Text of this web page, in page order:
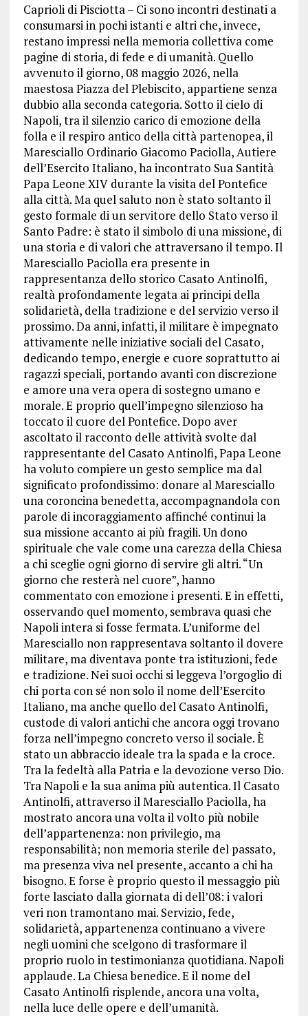
Caprioli di Pisciotta – Ci sono incontri destinati a
consumarsi in pochi istanti e altri che, invece,
restano impressi nella memoria collettiva come
pagine di storia, di fede e di umanità. Quello
avvenuto il giorno, 08 maggio 2026, nella
maestosa Piazza del Plebiscito, appartiene senza
dubbio alla seconda categoria. Sotto il cielo di
Napoli, tra il silenzio carico di emozione della
folla e il respiro antico della città partenopea, il
Maresciallo Ordinario Giacomo Paciolla, Autiere
dell’Esercito Italiano, ha incontrato Sua Santità
Papa Leone XIV durante la visita del Pontefice
alla città. Ma quel saluto non è stato soltanto il
gesto formale di un servitore dello Stato verso il
Santo Padre: è stato il simbolo di una missione, di
una storia e di valori che attraversano il tempo. Il
Maresciallo Paciolla era presente in
rappresentanza dello storico Casato Antinolfi,
realtà profondamente legata ai principi della
solidarietà, della tradizione e del servizio verso il
prossimo. Da anni, infatti, il militare è impegnato
attivamente nelle iniziative sociali del Casato,
dedicando tempo, energie e cuore soprattutto ai
ragazzi speciali, portando avanti con discrezione
e amore una vera opera di sostegno umano e
morale. E proprio quell’impegno silenzioso ha
toccato il cuore del Pontefice. Dopo aver
ascoltato il racconto delle attività svolte dal
rappresentante del Casato Antinolfi, Papa Leone
ha voluto compiere un gesto semplice ma dal
significato profondissimo: donare al Maresciallo
una coroncina benedetta, accompagnandola con
parole di incoraggiamento affinché continui la
sua missione accanto ai più fragili. Un dono
spirituale che vale come una carezza della Chiesa
a chi sceglie ogni giorno di servire gli altri. “Un
giorno che resterà nel cuore”, hanno
commentato con emozione i presenti. E in effetti,
osservando quel momento, sembrava quasi che
Napoli intera si fosse fermata. L’uniforme del
Maresciallo non rappresentava soltanto il dovere
militare, ma diventava ponte tra istituzioni, fede
e tradizione. Nei suoi occhi si leggeva l’orgoglio di
chi porta con sé non solo il nome dell’Esercito
Italiano, ma anche quello del Casato Antinolfi,
custode di valori antichi che ancora oggi trovano
forza nell’impegno concreto verso il sociale. È
stato un abbraccio ideale tra la spada e la croce.
Tra la fedeltà alla Patria e la devozione verso Dio.
Tra Napoli e la sua anima più autentica. Il Casato
Antinolfi, attraverso il Maresciallo Paciolla, ha
mostrato ancora una volta il volto più nobile
dell’appartenenza: non privilegio, ma
responsabilità; non memoria sterile del passato,
ma presenza viva nel presente, accanto a chi ha
bisogno. E forse è proprio questo il messaggio più
forte lasciato dalla giornata di dell’08: i valori
veri non tramontano mai. Servizio, fede,
solidarietà, appartenenza continuano a vivere
negli uomini che scelgono di trasformare il
proprio ruolo in testimonianza quotidiana. Napoli
applaude. La Chiesa benedice. E il nome del
Casato Antinolfi risplende, ancora una volta,
nella luce delle opere e dell’umanità.